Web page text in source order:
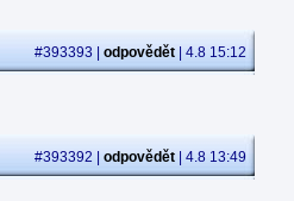
#393393 | odpovědět | 4.8 15:12
#393392 | odpovědět | 4.8 13:49